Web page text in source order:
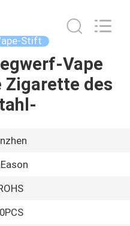
Stift
Vape
des